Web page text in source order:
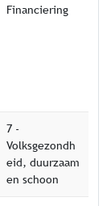
Financiering
7 -
Volksgezondh
eid, duurzaam
en schoon